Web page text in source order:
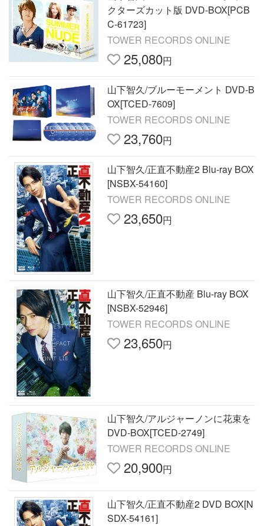
クターズカット版 DVD-BOX[PCB
C-61723]
TOWER RECORDS ONLINE
25,080円
山下智久/ブルーモーメント DVD-B
OX[TCED-7609]
TOWER RECORDS ONLINE
23,760円
山下智久/正直不動産2 Blu-ray BOX
[NSBX-54160]
TOWER RECORDS ONLINE
23,650円
山下智久/正直不動産 Blu-ray BOX
[NSBX-52946]
TOWER RECORDS ONLINE
23,650円
山下智久/アルジャーノンに花束を
DVD-BOX[TCED-2749]
TOWER RECORDS ONLINE
20,900円
山下智久/正直不動産2 DVD BOX[N
SDX-54161]